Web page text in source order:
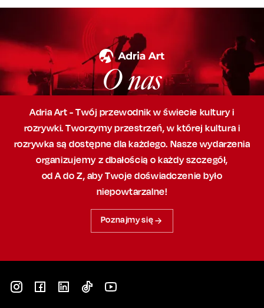
O nas
Adria Art - Twój przewodnik w świecie kultury i
rozrywki. Tworzymy przestrzeń,w której kultura i
rozrywka są dostępne dla każdego. Nasze wydarzenia
organizujemy z dbałością o każdy szczegół,
od A do Z, abyTwoje doświadczenie było
niepowtarzalne!
Poznajmy się